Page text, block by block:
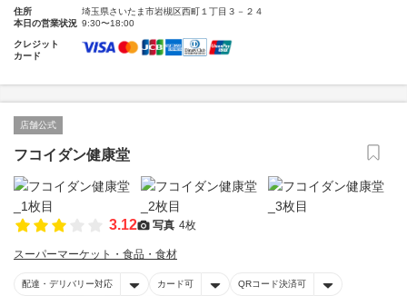
住所
埼玉県さいたま市岩槻区西町１丁目３－２４
本日の営業状況 9:30〜18:00
クレジット
カード
店舗公式
フコイダン健康堂
3.12 写真 4枚
スーパーマーケット・食品・食材
配達・デリバリー対応 カード可 QRコード決済可